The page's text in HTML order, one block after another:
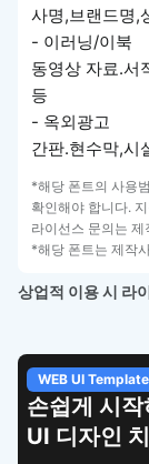
사명,브랜드명,
- 이러닝/이북
동영상 자료.서
등
- 옥외광고
간판.현수막,시
*해당 폰트의 사용
확인해야 합니다.
라이선스 문의는
*해당 폰트는 제작
상업적 이용 시 라
WEB UI Template
손쉽게 시작
UI 디자인